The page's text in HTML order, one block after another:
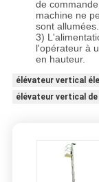
de
machine ne
sont allumées.
3)
l'opérateur à
en hauteur.
élévateur vertical
élévateur vertical